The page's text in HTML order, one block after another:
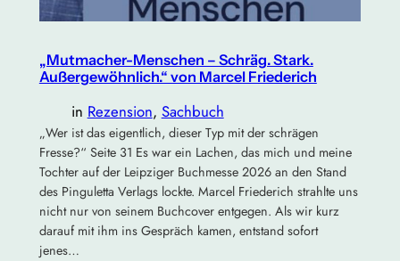
„Mutmacher-Menschen – Schräg. Stark.
Außergewöhnlich.“ von Marcel Friederich
in Rezension, Sachbuch
„Wer ist das eigentlich, dieser Typ mit der schrägen
Fresse?“ Seite 31 Es war ein Lachen, das mich und meine
Tochter auf der Leipziger Buchmesse 2026 an den Stand
des Pinguletta Verlags lockte. Marcel Friederich strahlte uns
nicht nur von seinem Buchcover entgegen. Als wir kurz
darauf mit ihm ins Gespräch kamen, entstand sofort
jenes…